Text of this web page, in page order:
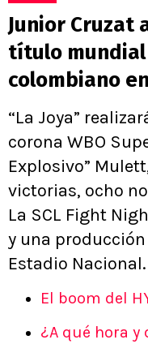
Junior Cruzat
título
colombiano
“La Joya”
corona WBO
Explosivo”
victorias, ocho
La SCL Fight
y una
Estadio Nacional.
El boom del
¿A qué hora y